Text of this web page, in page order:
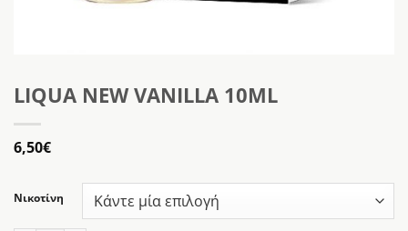
LIQUA NEW VANILLA 10ML
6,50€
Νικοτίνη